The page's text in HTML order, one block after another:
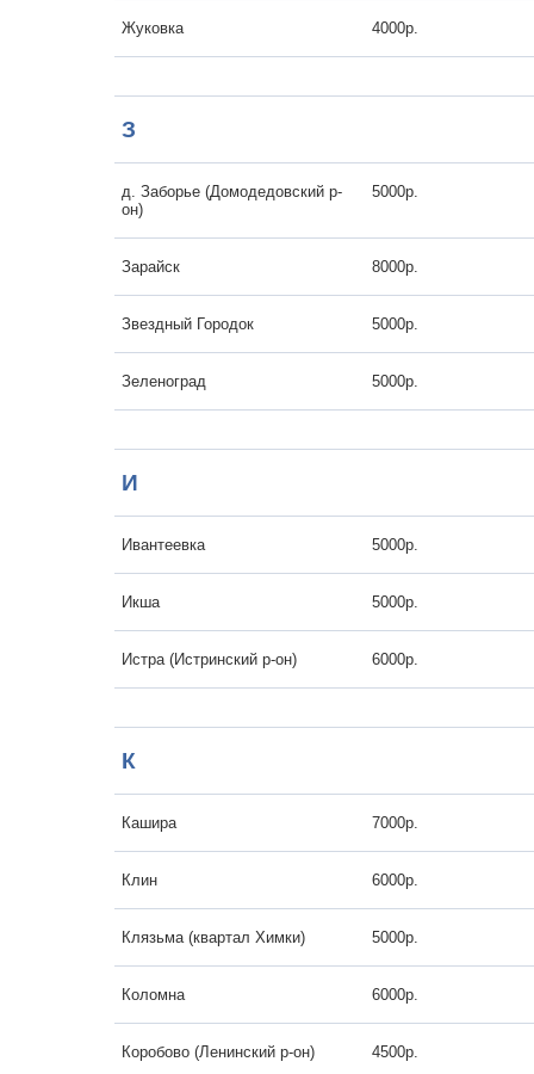
Жуковка 4000р.
З
д. Заборье (Домодедовский р-
он)
5000р.
Зарайск 8000р.
Звездный Городок 5000р.
Зеленоград 5000р.
И
Ивантеевка 5000р.
Икша 5000р.
Истра (Истринский р-он) 6000р.
К
Кашира 7000р.
Клин 6000р.
Клязьма (квартал Химки) 5000р.
Коломна 6000р.
Коробово (Ленинский р-он) 4500р.